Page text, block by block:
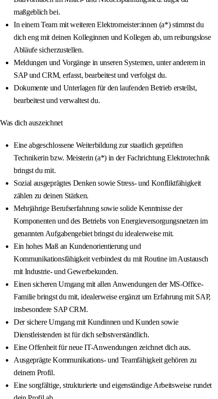
maßgeblich bei.
In einem Team mit weiteren Elektromeister:innen (a*) stimmst du
dich eng mit deinen Kolleginnen und Kollegen ab, um reibungslose
Abläufe sicherzustellen.
Meldungen und Vorgänge in unseren Systemen, unter anderem in
SAP und CRM, erfasst, bearbeitest und verfolgst du.
Dokumente und Unterlagen für den laufenden Betrieb erstellst,
bearbeitest und verwaltest du.
Was dich auszeichnet
Eine abgeschlossene Weiterbildung zur staatlich geprüften
Technikerin bzw. Meisterin (a*) in der Fachrichtung Elektrotechnik
bringst du mit.
Sozial ausgeprägtes Denken sowie Stress- und Konfliktfähigkeit
zählen zu deinen Stärken.
Mehrjährige Berufserfahrung sowie solide Kenntnisse der
Komponenten und des Betriebs von Energieversorgungsnetzen im
genannten Aufgabengebiet bringst du idealerweise mit.
Ein hohes Maß an Kundenorientierung und
Kommunikationsfähigkeit verbindest du mit Routine im Austausch
mit Industrie- und Gewerbekunden.
Einen sicheren Umgang mit allen Anwendungen der MS-Office-
Familie bringst du mit, idealerweise ergänzt um Erfahrung mit SAP,
insbesondere SAP CRM.
Der sichere Umgang mit Kundinnen und Kunden sowie
Dienstleistenden ist für dich selbstverständlich.
Eine Offenheit für neue IT-Anwendungen zeichnet dich aus.
Ausgeprägte Kommunikations- und Teamfähigkeit gehören zu
deinem Profil.
Eine sorgfältige, strukturierte und eigenständige Arbeitsweise rundet